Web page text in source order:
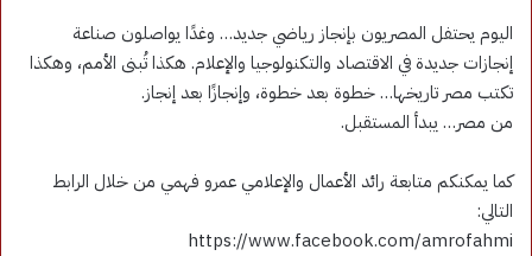
اليوم يحتفل المصريون بإنجاز رياضي جديد… وغدًا يواصلون صناعة
إنجازات جديدة في الاقتصاد والتكنولوجيا والإعلام. هكذا تُبنى الأمم، وهكذا
تكتب مصر تاريخها… خطوة بعد خطوة، وإنجازًا بعد إنجاز.
من مصر… يبدأ المستقبل.
كما يمكنكم متابعة رائد الأعمال والإعلامي عمرو فهمي من خلال الرابط
التالي:
https://www.facebook.com/amrofahmi